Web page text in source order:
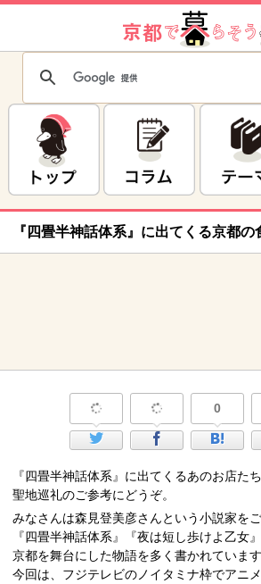
『四畳半神話体系』に出てくる京都の
0
『四畳半神話体系』に出てくるあのお店た
聖地巡礼のご参考にどうぞ。
みなさんは森見登美彦さんという小説家を
『四畳半神話体系』『夜は短し歩けよ乙女
京都を舞台にした物語を多く書かれています
今回は、フジテレビのノイタミナ枠でアニ